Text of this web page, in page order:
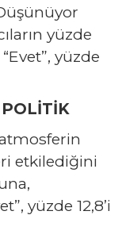
yüzde
yüzde
POLİTİK
etkilediğini
yüzde 12,8’i